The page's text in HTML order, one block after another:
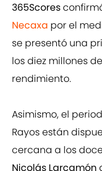
365Scores
Necaxa por el
se presentó una
los diez millones
rendimiento.
Asimismo, el
Rayos están
cercana a los
Nicolás Larcamón